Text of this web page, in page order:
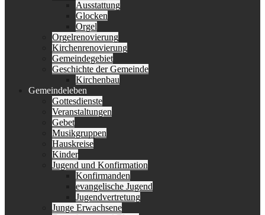
Ausstattung
Glocken
Orgel
Orgelrenovierung
Kirchenrenovierung
Gemeindegebiet
Geschichte der Gemeinde
Kirchenbau
Gemeindeleben
Gottesdienste
Veranstaltungen
Gebet
Musikgruppen
Hauskreise
Kinder
Jugend und Konfirmation
Konfirmanden
evangelische Jugend
Jugendvertretung
Junge Erwachsene